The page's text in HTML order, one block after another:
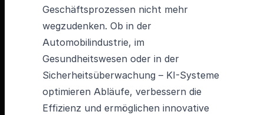
Geschäftsprozessen nicht mehr
wegzudenken. Ob in der
Automobilindustrie, im
Gesundheitswesen oder in der
Sicherheitsüberwachung – KI-Systeme
optimieren Abläufe, verbessern die
Effizienz und ermöglichen innovative